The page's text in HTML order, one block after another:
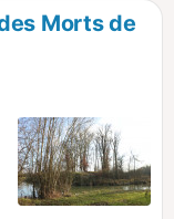
Morts de